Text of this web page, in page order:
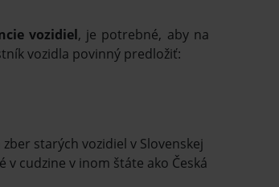
vozidiel, je potrebné, aby na
vozidla povinný predložiť:
starých vozidiel v Slovenskej
cudzine v inom štáte ako Česká